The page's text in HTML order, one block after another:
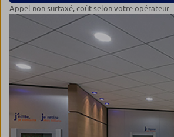
Appel non surtaxé, coût selon votre opérateur